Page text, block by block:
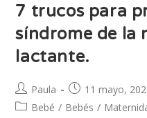
7 trucos para
síndrome de la
lactante.
Paula
11 mayo,
Bebé / Bebés /